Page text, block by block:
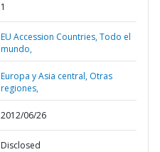
1
EU Accession Countries,Todo el
mundo,
Europa y Asia central, Otras
regiones,
2012/06/26
Disclosed